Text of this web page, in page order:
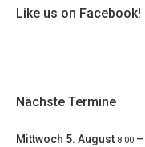
Like us on Facebook!
Nächste Termine
Mittwoch 5. August 8:00 –